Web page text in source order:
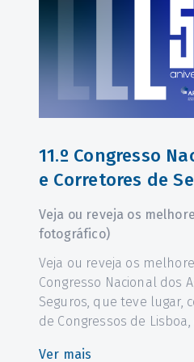
11.º Congresso
e Corretores de
Veja ou reveja os
fotográfico)
Veja ou reveja os
Congresso Nacional dos
Seguros, que teve lugar,
de Congressos de
Ver mais